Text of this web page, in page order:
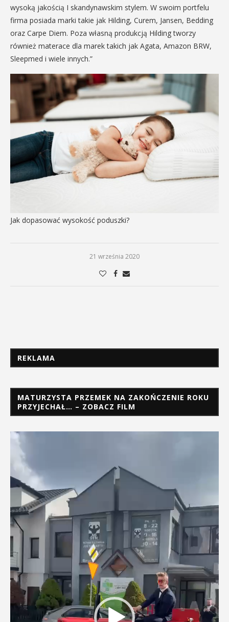
wysoką jakością I skandynawskim stylem. W swoim portfelu
firma posiada marki takie jak Hilding, Curem, Jansen, Bedding
oraz Carpe Diem. Poza własną produkcją Hilding tworzy
również materace dla marek takich jak Agata, Amazon BRW,
Sleepmed i wiele innych.”
Jak dopasować wysokość poduszki?
21 września 2020
REKLAMA
MATURZYSTA PRZEMEK NA ZAKOŃCZENIE ROKU
PRZYJECHAŁ… – ZOBACZ FILM
Odtwarzacz